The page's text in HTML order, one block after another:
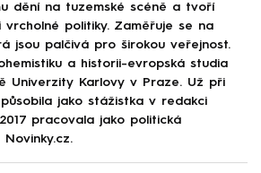
dění na tuzemské scéně a tvoří
politiky. Zaměřuje se na
jsou palčivá pro širokou veřejnost.
a historii-evropská studia
Univerzity Karlovy v Praze. Už při
jako stážistka v redakci
pracovala jako politická